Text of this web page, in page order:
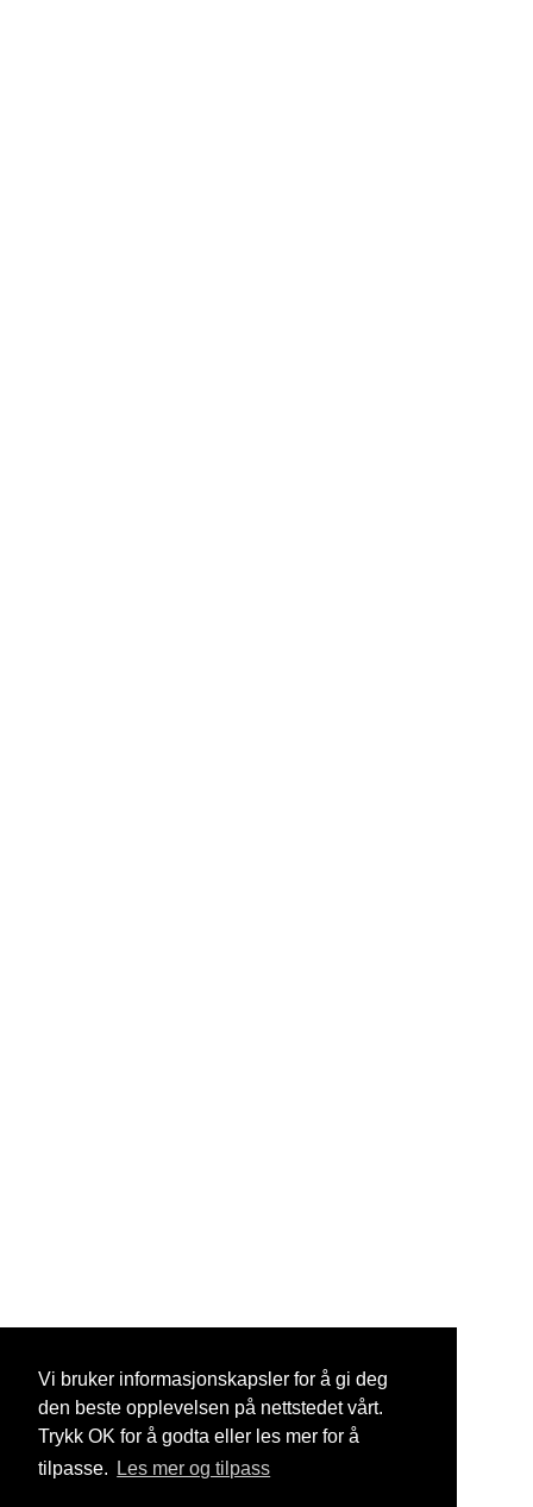
Vi bruker informasjonskapsler for å gi deg
den beste opplevelsen på nettstedet vårt.
Trykk OK for å godta eller les mer for å
tilpasse.
Les mer og tilpass